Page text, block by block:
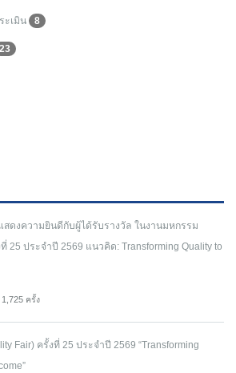
ะเมิน 8
23
สดงความยินดีกับผู้ได้รับรางวัล ในงานมหกรรม
25 ประจำปี 2569 แนวคิด: Transforming Quality to
1,725 ครั้ง
Fair) ครั้งที่ 25 ประจำปี 2569 “Transforming